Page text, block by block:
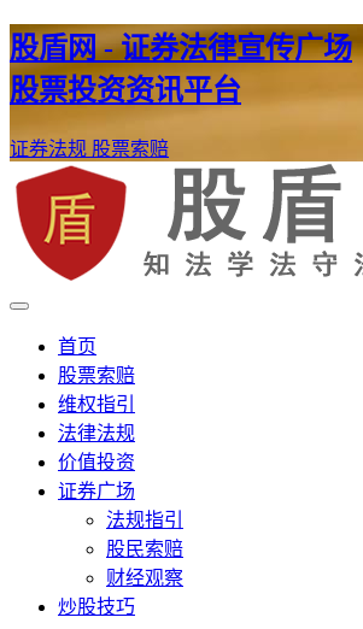
股盾网 - 证券法律宣传广场
股票投资资讯平台
证券法规 股票索赔
股盾网
证券股票维权网
首页
股票索赔
维权指引
法律法规
价值投资
证券广场
法规指引
股民索赔
财经观察
炒股技巧